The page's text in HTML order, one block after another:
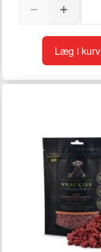
Læg i kurv